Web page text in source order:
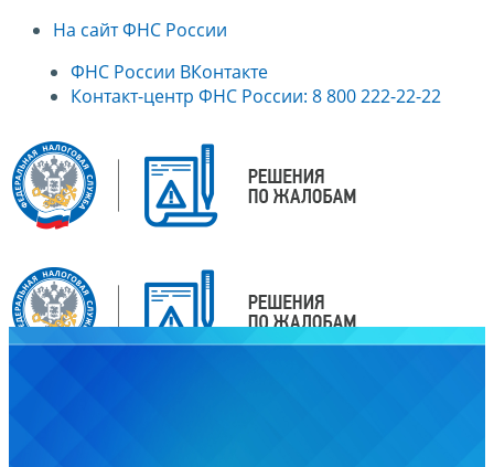
На сайт ФНС России
ФНС России ВКонтакте
Контакт-центр ФНС России: 8 800 222-22-22